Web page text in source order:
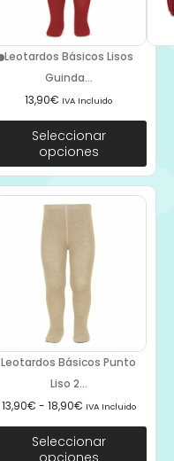
Leotardos Básicos Lisos
Guinda...
13,90€ IVA Incluido
Seleccionar
opciones
Leotardos Básicos Punto
Liso 2...
13,90€ - 18,90€ IVA Incluido
Seleccionar